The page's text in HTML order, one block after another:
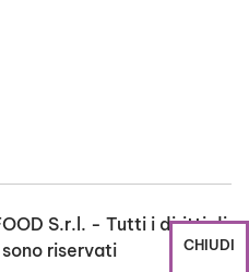
S.r.l. - Tutti i diritti di
riservati
CHIUDI